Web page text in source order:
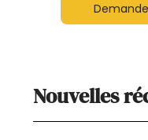
Nouvelles